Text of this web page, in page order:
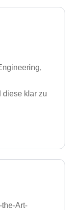
diese klar zu
Art-